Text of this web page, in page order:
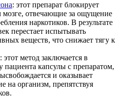
: этот препарат блокирует
мозге, отвечающие за ощущение
наркотиков. В результате
перестает испытывать
веществ, что снижает тягу к
метод заключается в
капсулы с препаратом,
и оказывает
на организм, препятствуя